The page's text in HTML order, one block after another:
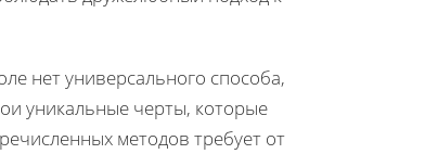
нет универсального способа,
уникальные черты, которые
методов требует от